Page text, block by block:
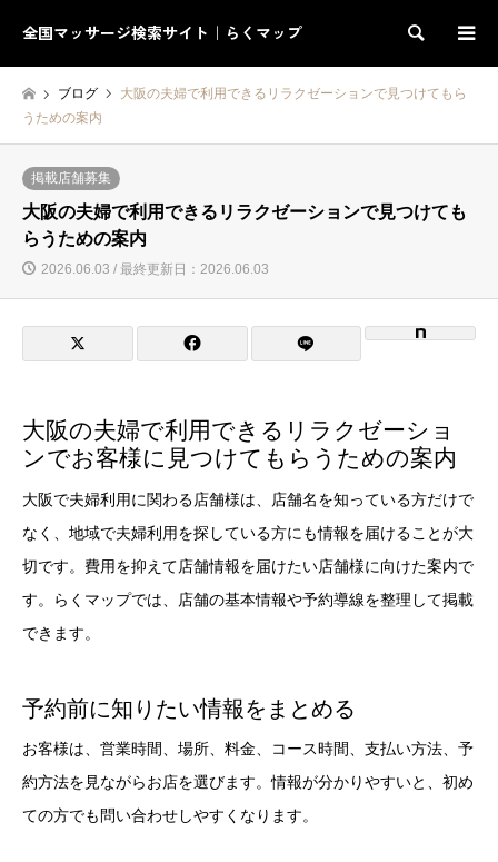
全国マッサージ検索サイト｜らくマップ 検索
ブログ
大阪の夫婦で利用できるリラクゼーションで見つけてもら
うための案内
掲載店舗募集
大阪の夫婦で利用できるリラクゼーションで見つけても
らうための案内
2026.06.03 / 最終更新日：2026.06.03
大阪の夫婦で利用できるリラクゼーショ
ンでお客様に見つけてもらうための案内
大阪で夫婦利用に関わる店舗様は、店舗名を知っている方だけで
なく、地域で夫婦利用を探している方にも情報を届けることが大
切です。費用を抑えて店舗情報を届けたい店舗様に向けた案内で
す。らくマップでは、店舗の基本情報や予約導線を整理して掲載
できます。
予約前に知りたい情報をまとめる
お客様は、営業時間、場所、料金、コース時間、支払い方法、予
約方法を見ながらお店を選びます。情報が分かりやすいと、初め
ての方でも問い合わせしやすくなります。